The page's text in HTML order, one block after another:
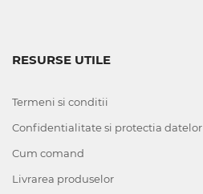
RESURSE UTILE
Termeni si conditii
Confidentialitate si protectia datelor
Cum comand
Livrarea produselor